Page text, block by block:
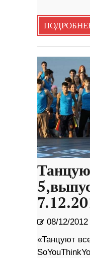
08/12/2012
«Танцуют